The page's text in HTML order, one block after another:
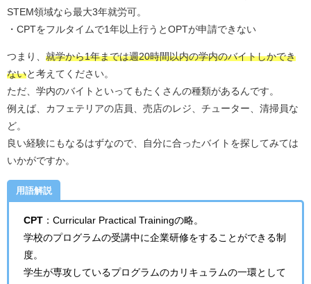
STEM領域なら最大3年就労可。
・CPTをフルタイムで1年以上行うとOPTが申請できない
つまり、 就学から1年までは週20時間以内の学内のバイトしかでき
ない と考えてください。
ただ、学内のバイトといってもたくさんの種類があるんです。
例えば、カフェテリアの店員、売店のレジ、チューター、清掃員な
ど。
良い経験にもなるはずなので、自分に合ったバイトを探してみては
いかがですか。
用語解説
CPT ： Curricular Practical Trainingの略。
学校のプログラムの受講中に企業研修をすることができる制
度。
学生が専攻しているプログラムのカリキュラムの一環として